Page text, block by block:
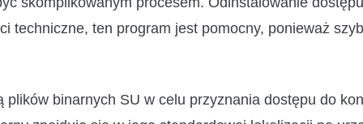
techniczne, ten program jest pomocny, ponieważ
binarnych SU w celu przyznania dostępu do